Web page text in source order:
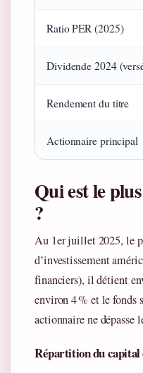
Ratio PER (2025)
Dividende 2024
Rendement du titre
Actionnaire principal
Qui est le
?
Au 1er juillet 2025, le
d’investissement
financiers), il détient
environ 4 % et le fonds
actionnaire ne dépasse
Répartition du capital